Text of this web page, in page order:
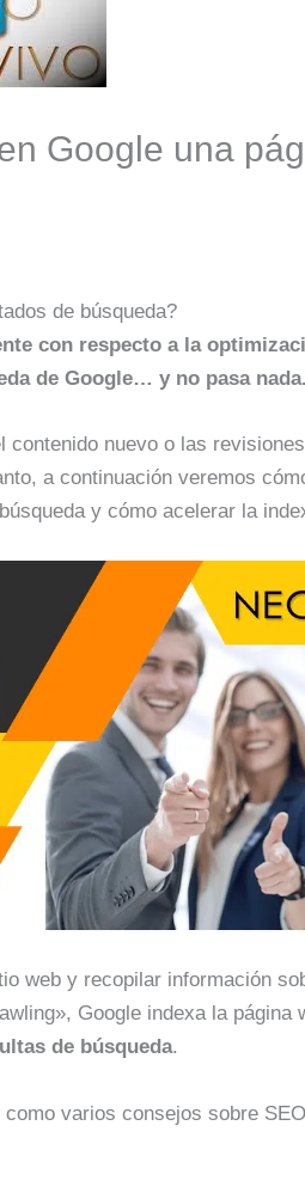
Google una
de búsqueda?
con respecto a la
de Google… y no pasa nada.
nuevo o las
a continuación veremos
y cómo acelerar la
web y recopilar información
Google indexa la página
de búsqueda.
varios consejos sobre